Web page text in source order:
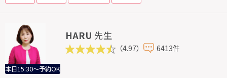
本日15:30～予約OK
HARU 先生
（4.97） 6413件